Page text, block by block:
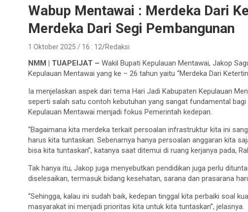
Wabup Mentawai : Merdeka Dari
Merdeka Dari Segi Pembangunan
1 Oktober 2025 / 16 : 12 Redaksi
NMM | TUAPEIJAT – Wakil Bupati Kepulauan Mentawai, Jakop
Kepulauan Mentawai yang ke – 26 tahun yaitu “Merdeka Dari
Ia menjelaskan aspek dari tema Hari Jadi Kabupaten Kepulauan
seperti salah satu contoh kebutuhan yang sangat fundamental
Kepulauan Mentawai menjadi fokus Pemerintah kedepan.
“Bagaimana kita merdeka terkait persoalan infrastruktur kita ini
harus kita tuntaskan. Sebenarnya hanya persoalan anggaran kita
bisa kita tuntaskan”, katanya saat ditemui di ruang kerjanya pada,
Tak hanya itu, Jakop juga menyebutkan pendidikan juga perlu
diselesaikan, termasuk bidang kesehatan, sarana dan prasarana
“Sehingga, kalau ini sudah baik, kedepan tinggal kita perbaiki soal
masyarakat ini menjadi prioritas kita untuk kita tuntaskan”, jelasnya.